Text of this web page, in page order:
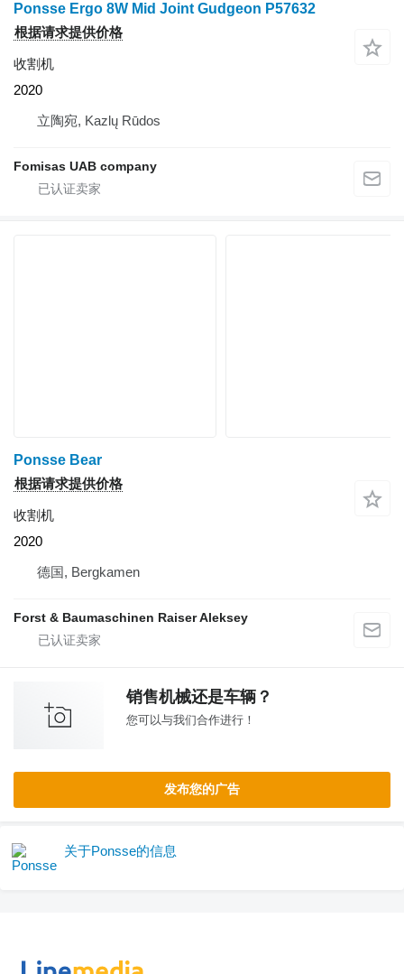
Ponsse Ergo 8W Mid Joint Gudgeon P57632
根据请求提供价格
收割机
2020
立陶宛, Kazlų Rūdos
Fomisas UAB company
Ponsse Bear
根据请求提供价格
收割机
2020
德国, Bergkamen
Forst & Baumaschinen Raiser Aleksey
销售机械还是车辆？
您可以与我们合作进行！
发布您的广告
关于Ponsse的信息